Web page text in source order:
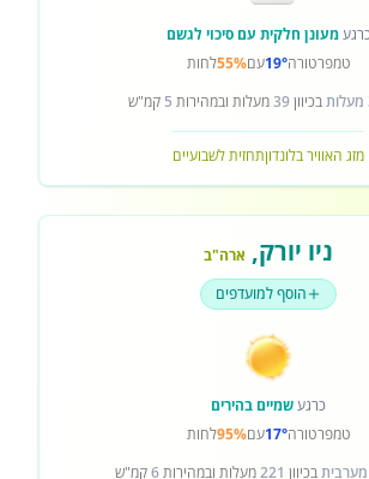
מעונן חלקית עם סיכוי לגשם
טמפרטורה19°עם55%לחות
בכיוון39מעלות ובמהירות 5 קמ"ש
מזג האוויר בלונדוןתחזית לשבועיים
ניו יורק, ארה"ב
הוסף למועדפים
כרגעשמיים בהירים
טמפרטורה17°עם95%לחות
מערביתבכיוון 221מעלות ובמהירות6קמ"ש